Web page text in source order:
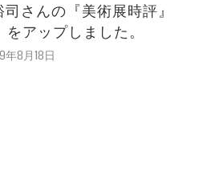
さんの『美術展時評』
をアップしました。
年8月18日